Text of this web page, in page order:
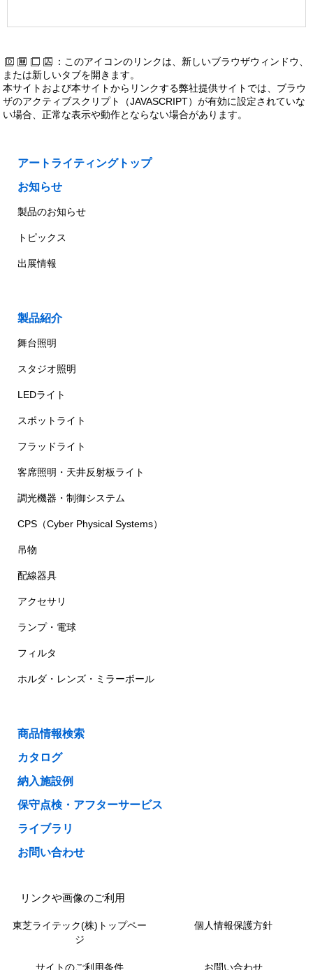
：このアイコンのリンクは、新しいブラウザウィンドウ、
または新しいタブを開きます。
本サイトおよび本サイトからリンクする弊社提供サイトでは、ブラウ
ザのアクティブスクリプト（JAVASCRIPT）が有効に設定されていな
い場合、正常な表示や動作とならない場合があります。
アートライティングトップ
お知らせ
製品のお知らせ
トピックス
出展情報
製品紹介
舞台照明
スタジオ照明
LEDライト
スポットライト
フラッドライト
客席照明・天井反射板ライト
調光機器・制御システム
CPS（Cyber Physical Systems）
吊物
配線器具
アクセサリ
ランプ・電球
フィルタ
ホルダ・レンズ・ミラーボール
商品情報検索
カタログ
納入施設例
保守点検・アフターサービス
ライブラリ
お問い合わせ
リンクや画像のご利用
東芝ライテック(株)トップペー
ジ
個人情報保護方針
サイトのご利用条件 お問い合わせ